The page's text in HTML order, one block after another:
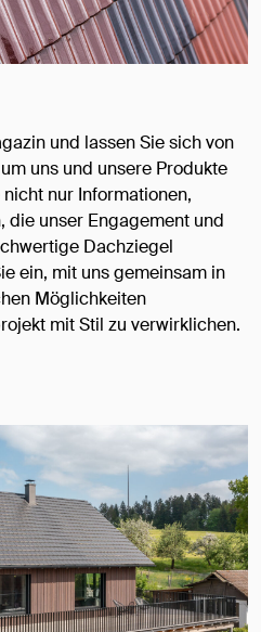
und lassen Sie sich von
uns und unsere Produkte
nur Informationen,
die unser Engagement und
Dachziegel
ein, mit uns gemeinsam in
Möglichkeiten
mit Stil zu verwirklichen.